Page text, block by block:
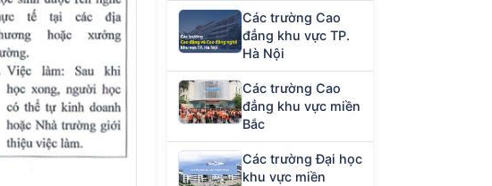
Các trường Cao
đẳng khu vực TP.
Hà Nội
Các trường Cao
đẳng khu vực miền
Bắc
Các trường Đại học
khu vực miền